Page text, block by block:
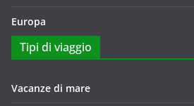
Europa
Tipi di viaggio
Vacanze di mare